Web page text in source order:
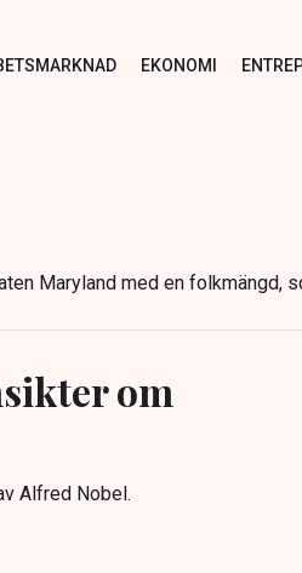
EKONOMI
Maryland med en folkmängd,
om
Alfred Nobel.